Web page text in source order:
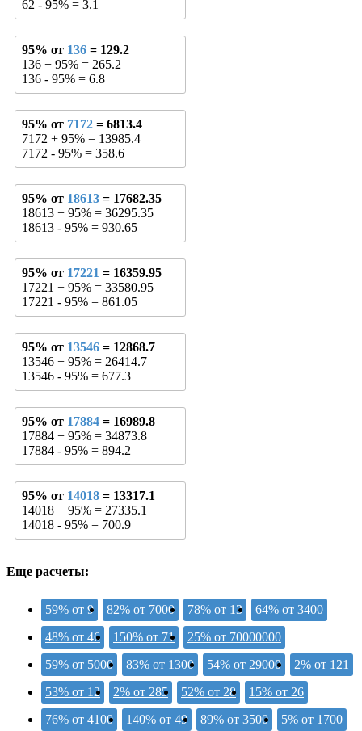
62 - 95% = 3.1
95% от 136 = 129.2
136 + 95% = 265.2
136 - 95% = 6.8
95% от 7172 = 6813.4
7172 + 95% = 13985.4
7172 - 95% = 358.6
95% от 18613 = 17682.35
18613 + 95% = 36295.35
18613 - 95% = 930.65
95% от 17221 = 16359.95
17221 + 95% = 33580.95
17221 - 95% = 861.05
95% от 13546 = 12868.7
13546 + 95% = 26414.7
13546 - 95% = 677.3
95% от 17884 = 16989.8
17884 + 95% = 34873.8
17884 - 95% = 894.2
95% от 14018 = 13317.1
14018 + 95% = 27335.1
14018 - 95% = 700.9
Еще расчеты:
59% от 9 82% от 7000 78% от 13
64% от 3400
48% от 46
150% от 71
25% от 70000000
59% от 5000
83% от 1300 54% от 29000
2% от 121
53% от 12
2% от 285 52% от 28
15% от 26
76% от 4100
140% от 49 89% от 3500 5% от 1700